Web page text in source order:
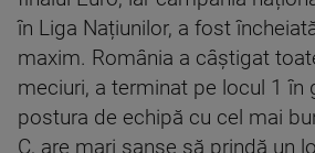
în Liga Națiunilor, a fost
maxim. România a câștigat
meciuri, a terminat pe locul 1 în
postura de echipă cu cel mai
C, are mari șanse să prindă un